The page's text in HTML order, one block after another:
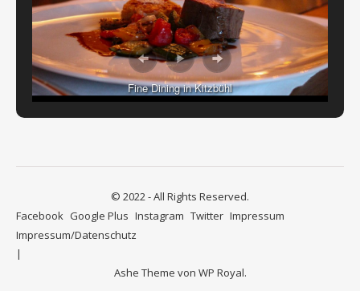
Fine Dining in Kitzbühl
© 2022 - All Rights Reserved.
Facebook Google Plus Instagram Twitter Impressum
Impressum/Datenschutz
Ashe Theme von WP Royal.